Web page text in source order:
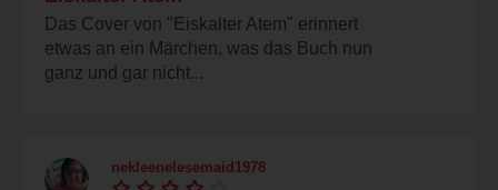
Das Cover von "Eiskalter Atem" erinnert
etwas an ein Märchen, was das Buch nun
ganz und gar nicht...
nekleenelesemaid1978